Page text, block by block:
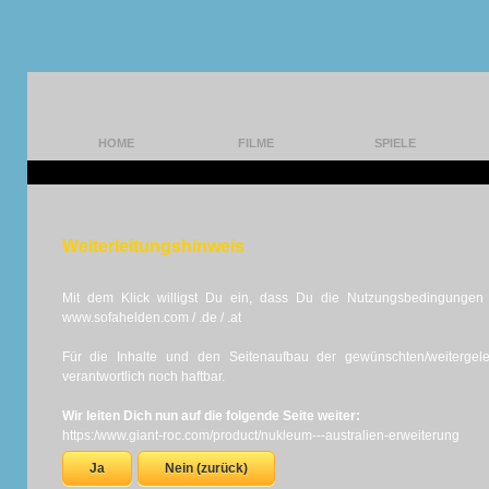
HOME FILME SPIELE
Weiterleitungshinweis
Mit dem Klick willigst Du ein, dass Du die
www.sofahelden.com / .de / .at
Für die Inhalte und den Seitenaufbau der gewünschten/
verantwortlich noch haftbar.
Wir leiten Dich nun auf die folgende Seite weiter:
https:/www.giant-roc.com/product/nukleum---australien-erweiterung
Ja Nein (zurück)